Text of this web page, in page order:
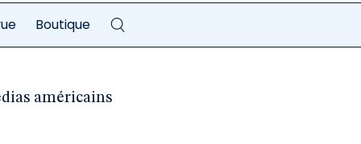
Boutique
américains